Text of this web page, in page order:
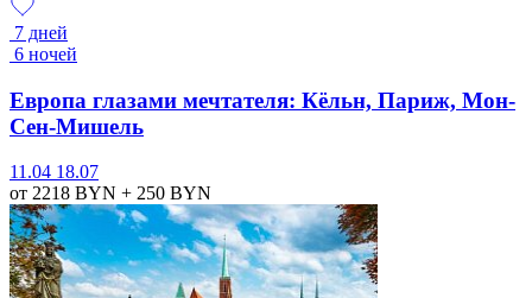
7 дней
6 ночей
Европа глазами мечтателя: Кёльн, Париж, Мон-
Сен-Мишель
11.04 18.07
от 2218 BYN + 250 BYN